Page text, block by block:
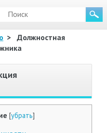
МЕНЮ
>
Должностная
[убрать]